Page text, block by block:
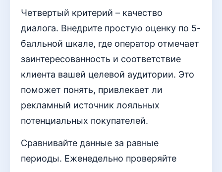
Четвертый критерий – качество
диалога. Внедрите простую оценку по 5-
балльной шкале, где оператор отмечает
заинтересованность и соответствие
клиента вашей целевой аудитории. Это
поможет понять, привлекает ли
рекламный источник лояльных
потенциальных покупателей.
Сравнивайте данные за равные
периоды. Еженедельно проверяйте